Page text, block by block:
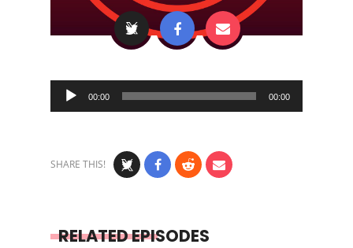
Audio
Player
00:00 00:00
SHARE THIS!
RELATED EPISODES